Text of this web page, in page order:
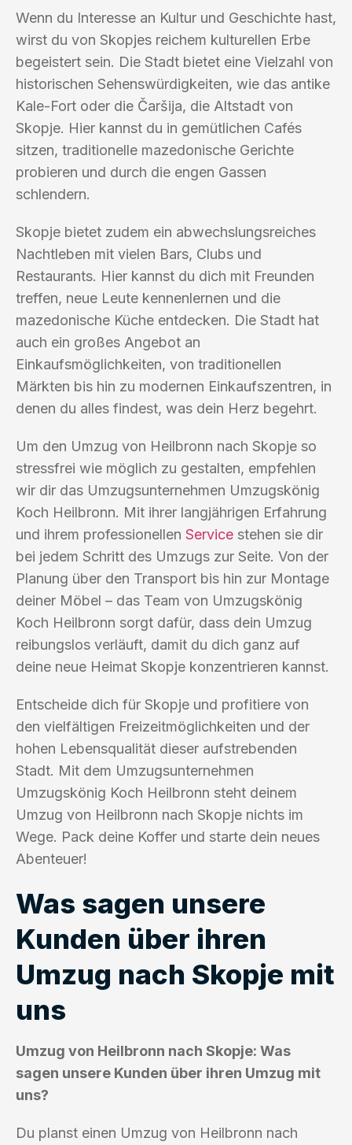
Wenn du Interesse an Kultur und Geschichte hast,
wirst du von Skopjes reichem kulturellen Erbe
begeistert sein. Die Stadt bietet eine Vielzahl von
historischen Sehenswürdigkeiten, wie das antike
Kale-Fort oder die Čaršija, die Altstadt von
Skopje. Hier kannst du in gemütlichen Cafés
sitzen, traditionelle mazedonische Gerichte
probieren und durch die engen Gassen
schlendern.
Skopje bietet zudem ein abwechslungsreiches
Nachtleben mit vielen Bars, Clubs und
Restaurants. Hier kannst du dich mit Freunden
treffen, neue Leute kennenlernen und die
mazedonische Küche entdecken. Die Stadt hat
auch ein großes Angebot an
Einkaufsmöglichkeiten, von traditionellen
Märkten bis hin zu modernen Einkaufszentren, in
denen du alles findest, was dein Herz begehrt.
Um den Umzug von Heilbronn nach Skopje so
stressfrei wie möglich zu gestalten, empfehlen
wir dir das Umzugsunternehmen Umzugskönig
Koch Heilbronn. Mit ihrer langjährigen Erfahrung
und ihrem professionellen Service stehen sie dir
bei jedem Schritt des Umzugs zur Seite. Von der
Planung über den Transport bis hin zur Montage
deiner Möbel – das Team von Umzugskönig
Koch Heilbronn sorgt dafür, dass dein Umzug
reibungslos verläuft, damit du dich ganz auf
deine neue Heimat Skopje konzentrieren kannst.
Entscheide dich für Skopje und profitiere von
den vielfältigen Freizeitmöglichkeiten und der
hohen Lebensqualität dieser aufstrebenden
Stadt. Mit dem Umzugsunternehmen
Umzugskönig Koch Heilbronn steht deinem
Umzug von Heilbronn nach Skopje nichts im
Wege. Pack deine Koffer und starte dein neues
Abenteuer!
Was sagen unsere
Kunden über ihren
Umzug nach Skopje mit
uns
Umzug von Heilbronn nach Skopje: Was
sagen unsere Kunden über ihren Umzug mit
uns?
Du planst einen Umzug von Heilbronn nach